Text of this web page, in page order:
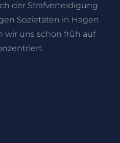
der Strafverteidigung
Sozietäten in Hagen
uns schon früh auf